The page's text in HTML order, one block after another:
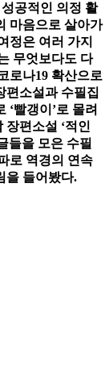
공적인 의정 활
마음으로 살아가
정은 여러 가지
무엇보다도 다
로나19 확산으로
편소설과 수필집
‘빨갱이’로 몰려
편소설 ‘적인
들을 모은 수필
로 역경의 연속
을 들어봤다.